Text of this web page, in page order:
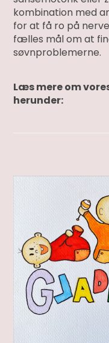
kombination med
for at få ro på
fælles mål om at
søvnproblemerne.
Læs mere om
herunder: